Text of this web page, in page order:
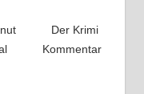
Der Krimi
Kommentar